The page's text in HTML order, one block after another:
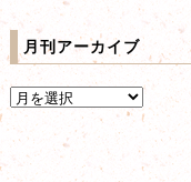
月刊アーカイブ